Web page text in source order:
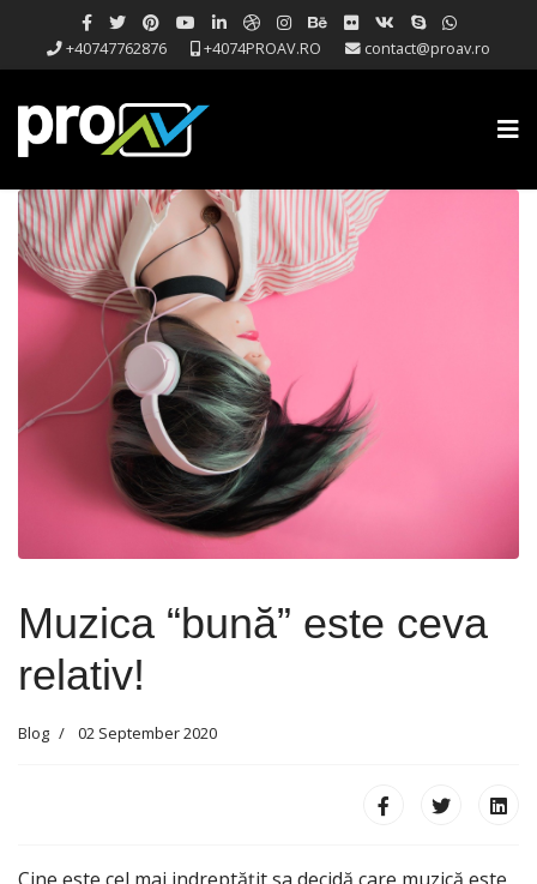
+40747762876 +4074PROAV.RO contact@proav.ro
Muzica “bună” este ceva
relativ!
Blog 02 September 2020